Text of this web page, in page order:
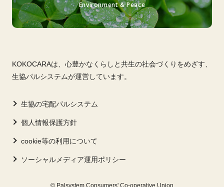
Environment & Peace
KOKOCARAは、心豊かなくらしと共生の社会づくりをめざす、
生協パルシステムが運営しています。
生協の宅配パルシステム
個人情報保護方針
cookie等の利用について
ソーシャルメディア運用ポリシー
© Palsystem Consumers' Co-operative Union